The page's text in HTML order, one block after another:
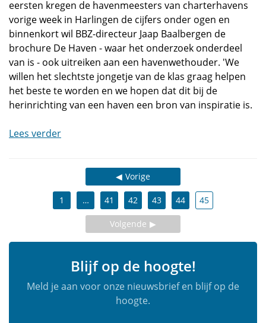
eersten kregen de havenmeesters van charterhavens
vorige week in Harlingen de cijfers onder ogen en
binnenkort wil BBZ-directeur Jaap Baalbergen de
brochure De Haven - waar het onderzoek onderdeel
van is - ook uitreiken aan een havenwethouder. 'We
willen het slechtste jongetje van de klas graag helpen
het beste te worden en we hopen dat dit bij de
herinrichting van een haven een bron van inspiratie is.
Lees verder
Vorige
1 … 41 42 43 44 45
Volgende
Blijf op de hoogte!
Meld je aan voor onze nieuwsbrief en blijf op de
hoogte.